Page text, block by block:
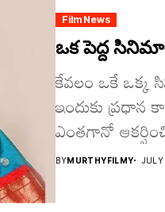
Film News
ఒక పెద్ద
కేవలం ఒకే ఒక్క
ఇందుకు
ఎంతగానో
BYMURTHYFILMY JULY